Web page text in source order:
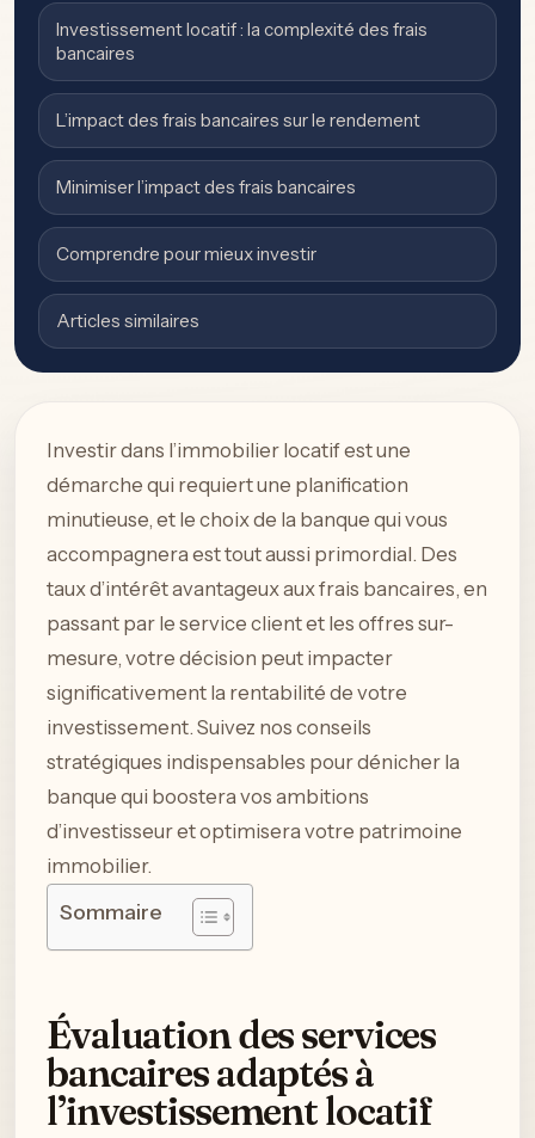
Investissement locatif : la complexité des frais
bancaires
L’impact des frais bancaires sur le rendement
Minimiser l’impact des frais bancaires
Comprendre pour mieux investir
Articles similaires
Investir dans l’immobilier locatif est une
démarche qui requiert une planification
minutieuse, et le choix de la banque qui vous
accompagnera est tout aussi primordial. Des
taux d’intérêt avantageux aux frais bancaires, en
passant par le service client et les offres sur-
mesure, votre décision peut impacter
significativement la rentabilité de votre
investissement. Suivez nos conseils
stratégiques indispensables pour dénicher la
banque qui boostera vos ambitions
d’investisseur et optimisera votre patrimoine
immobilier.
Sommaire
Évaluation des services
bancaires adaptés à
l’investissement locatif